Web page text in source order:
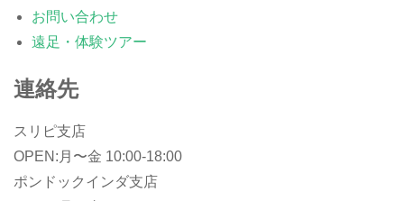
お問い合わせ
遠足・体験ツアー
連絡先
スリピ支店
OPEN:月〜金 10:00-18:00
ポンドックインダ支店